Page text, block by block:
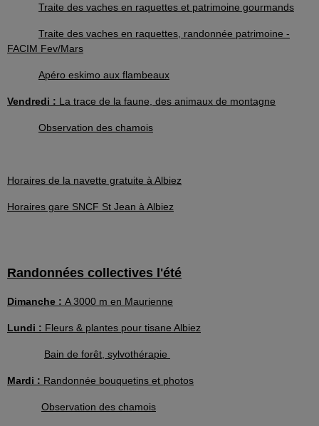
Traite des vaches en raquettes et patrimoine gourmands
Traite des vaches en raquettes, randonnée patrimoine -
FACIM Fev/Mars
Apéro eskimo aux flambeaux
Vendredi : La trace de la faune, des animaux de montagne
Observation des chamois
Horaires de la navette gratuite à Albiez
Horaires gare SNCF St Jean à Albiez
Randonnées collectives l'été
Dimanche : A 3000 m en Maurienne
Lundi : Fleurs & plantes pour tisane Albiez
Bain de forêt, sylvothérapie
Mardi : Randonnée bouquetins et photos
Observation des chamois